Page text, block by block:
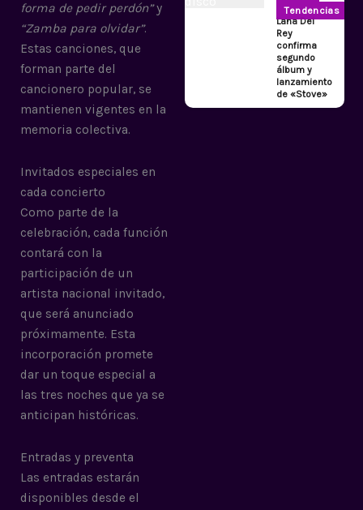
forma de pedir perdón”y
“Zamba para olvidar”.
Estas canciones, que
forman parte del
cancionero popular, se
mantienen vigentes en la
memoria colectiva.
Invitados especiales en
cada concierto
Como parte de la
celebración, cada función
contará con la
participación de un
artista nacional invitado,
que será anunciado
próximamente. Esta
incorporación promete
dar un toque especial a
las tres noches que ya se
anticipan históricas.
Entradas y preventa
Las entradas estarán
disponibles desde el
Tendencias
Lana Del
Rey
confirma
segundo
álbum y
lanzamiento
de «Stove»